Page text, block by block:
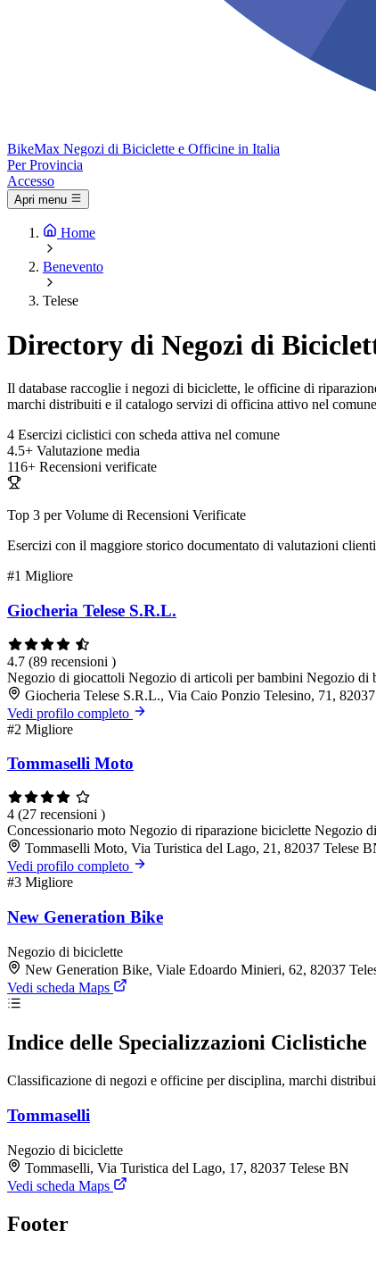
BikeMax Negozi di Biciclette e Officine in Italia
Per Provincia
Accesso
Apri menu
Home
Benevento
Telese
Directory di Negozi di
Il database raccoglie i negozi di biciclette, le officine di
marchi distribuiti e il catalogo servizi di officina attivo nel
4 Esercizi ciclistici con scheda attiva nel comune
4.5+ Valutazione media
116+ Recensioni verificate
Top 3 per Volume di Recensioni Verificate
Esercizi con il maggiore storico documentato di valutazioni clienti
#1 Migliore
Giocheria Telese S.R.L.
4.7 (89 recensioni )
Negozio di giocattoli Negozio di articoli per bambini Negozio di
Giocheria Telese S.R.L., Via Caio Ponzio Telesino, 71,
Vedi profilo completo
#2 Migliore
Tommaselli Moto
4 (27 recensioni )
Concessionario moto Negozio di riparazione biciclette Negozio
Tommaselli Moto, Via Turistica del Lago, 21, 82037 Telese
Vedi profilo completo
#3 Migliore
New Generation Bike
Negozio di biciclette
New Generation Bike, Viale Edoardo Minieri, 62, 82037
Vedi scheda Maps
Indice delle Specializzazioni Ciclistiche
Classificazione di negozi e officine per disciplina, marchi
Tommaselli
Negozio di biciclette
Tommaselli, Via Turistica del Lago, 17, 82037 Telese BN
Vedi scheda Maps
Footer